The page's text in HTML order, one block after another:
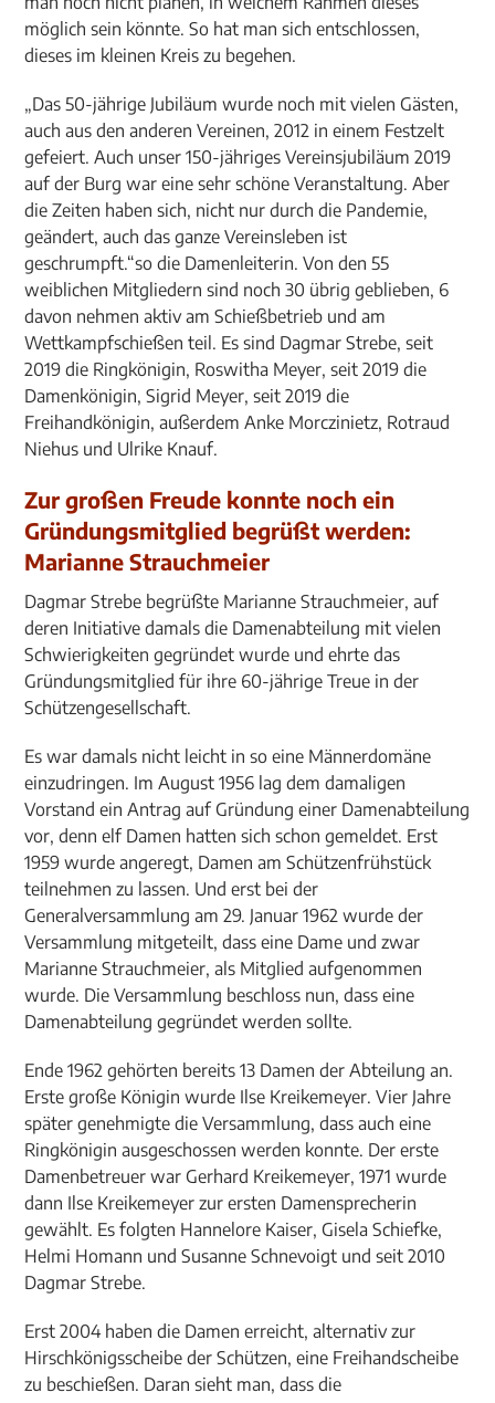
möglich sein könnte. So hat man sich entschlossen,
dieses im kleinen Kreis zu begehen.
„Das 50-jährige Jubiläum wurde noch mit vielen Gästen,
auch aus den anderen Vereinen, 2012 in einem Festzelt
gefeiert. Auch unser 150-jähriges Vereinsjubiläum 2019
auf der Burg war eine sehr schöne Veranstaltung. Aber
die Zeiten haben sich, nicht nur durch die Pandemie,
geändert, auch das ganze Vereinsleben ist
geschrumpft.“so die Damenleiterin. Von den 55
weiblichen Mitgliedern sind noch 30 übrig geblieben, 6
davon nehmen aktiv am Schießbetrieb und am
Wettkampfschießen teil. Es sind Dagmar Strebe, seit
2019 die Ringkönigin, Roswitha Meyer, seit 2019 die
Damenkönigin, Sigrid Meyer, seit 2019 die
Freihandkönigin, außerdem Anke Morczinietz, Rotraud
Niehus und Ulrike Knauf.
Zur großen Freude konnte noch ein
Gründungsmitglied begrüßt werden:
Marianne Strauchmeier
Dagmar Strebe begrüßte Marianne Strauchmeier, auf
deren Initiative damals die Damenabteilung mit vielen
Schwierigkeiten gegründet wurde und ehrte das
Gründungsmitglied für ihre 60-jährige Treue in der
Schützengesellschaft.
Es war damals nicht leicht in so eine Männerdomäne
einzudringen. Im August 1956 lag dem damaligen
Vorstand ein Antrag auf Gründung einer Damenabteilung
vor, denn elf Damen hatten sich schon gemeldet. Erst
1959 wurde angeregt, Damen am Schützenfrühstück
teilnehmen zu lassen. Und erst bei der
Generalversammlung am 29. Januar 1962 wurde der
Versammlung mitgeteilt, dass eine Dame und zwar
Marianne Strauchmeier, als Mitglied aufgenommen
wurde. Die Versammlung beschloss nun, dass eine
Damenabteilung gegründet werden sollte.
Ende 1962 gehörten bereits 13 Damen der Abteilung an.
Erste große Königin wurde Ilse Kreikemeyer. Vier Jahre
später genehmigte die Versammlung, dass auch eine
Ringkönigin ausgeschossen werden konnte. Der erste
Damenbetreuer war Gerhard Kreikemeyer, 1971 wurde
dann Ilse Kreikemeyer zur ersten Damensprecherin
gewählt. Es folgten Hannelore Kaiser, Gisela Schiefke,
Helmi Homann und Susanne Schnevoigt und seit 2010
Dagmar Strebe.
Erst 2004 haben die Damen erreicht, alternativ zur
Hirschkönigsscheibe der Schützen, eine Freihandscheibe
zu beschießen. Daran sieht man, dass die